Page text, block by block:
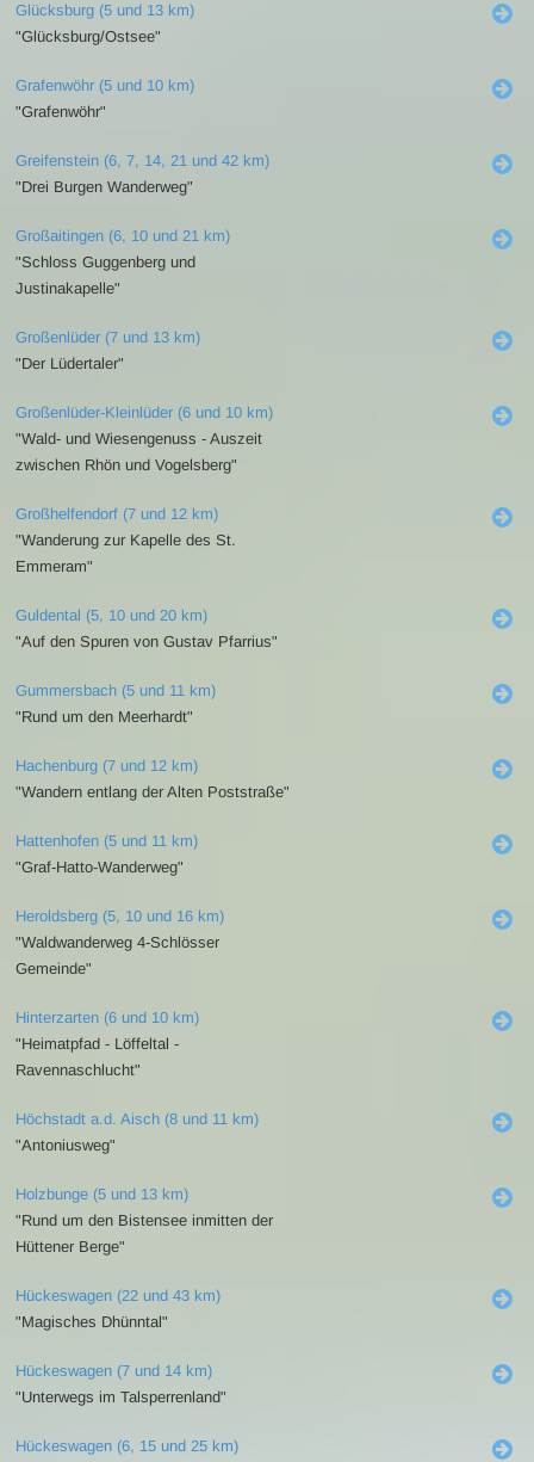
Glücksburg (5 und 13 km)
"Glücksburg/Ostsee"
Grafenwöhr (5 und 10 km)
"Grafenwöhr"
Greifenstein (6, 7, 14, 21 und 42 km)
"Drei Burgen Wanderweg"
Großaitingen (6, 10 und 21 km)
"Schloss Guggenberg und
Justinakapelle"
Großenlüder (7 und 13 km)
"Der Lüdertaler"
Großenlüder-Kleinlüder (6 und 10 km)
"Wald- und Wiesengenuss - Auszeit
zwischen Rhön und Vogelsberg"
Großhelfendorf (7 und 12 km)
"Wanderung zur Kapelle des St.
Emmeram"
Guldental (5, 10 und 20 km)
"Auf den Spuren von Gustav Pfarrius"
Gummersbach (5 und 11 km)
"Rund um den Meerhardt"
Hachenburg (7 und 12 km)
"Wandern entlang der Alten Poststraße"
Hattenhofen (5 und 11 km)
"Graf-Hatto-Wanderweg"
Heroldsberg (5, 10 und 16 km)
"Waldwanderweg 4-Schlösser
Gemeinde"
Hinterzarten (6 und 10 km)
"Heimatpfad - Löffeltal -
Ravennaschlucht"
Höchstadt a.d. Aisch (8 und 11 km)
"Antoniusweg"
Holzbunge (5 und 13 km)
"Rund um den Bistensee inmitten der
Hüttener Berge"
Hückeswagen (22 und 43 km)
"Magisches Dhünntal"
Hückeswagen (7 und 14 km)
"Unterwegs im Talsperrenland"
Hückeswagen (6, 15 und 25 km)